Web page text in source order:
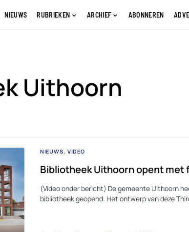
NIEUWS RUBRIEKEN ARCHIEF ABONNEREN
Uithoorn
NIEUWS VIDEO
Bibliotheek Uithoorn opent met
(Video onder bericht) De gemeente Uithoorn
bibliotheek geopend. Het ontwerp van deze